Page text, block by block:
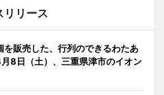
リリース
を販売した、行列のできるわたあ
8日（土）、三重県津市のイオン